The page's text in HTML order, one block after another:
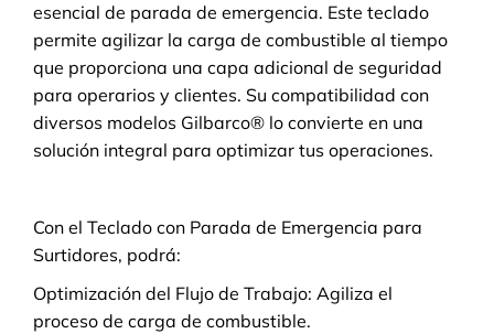
esencial de parada de emergencia. Este teclado
permite agilizar la carga de combustible al tiempo
que proporciona una capa adicional de seguridad
para operarios y clientes. Su compatibilidad con
diversos modelos Gilbarco® lo convierte en una
solución integral para optimizar tus operaciones.
Con el Teclado con Parada de Emergencia para
Surtidores, podrá:
Optimización del Flujo de Trabajo: Agiliza el
proceso de carga de combustible.